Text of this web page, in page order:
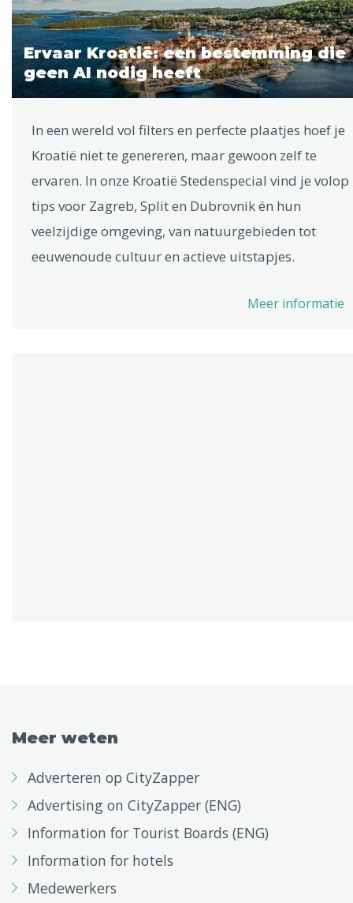
Ervaar Kroatië: een bestemming die
geen AI nodig heeft
In een wereld vol filters en perfecte plaatjes hoef je
Kroatië niet te genereren, maar gewoon zelf te
ervaren. In onze Kroatië Stedenspecial vind je volop
tips voor Zagreb, Split en Dubrovnik én hun
veelzijdige omgeving, van natuurgebieden tot
eeuwenoude cultuur en actieve uitstapjes.
Meer informatie
Meer weten
Adverteren op CityZapper
Advertising on CityZapper (ENG)
Information for Tourist Boards (ENG)
Information for hotels
Medewerkers